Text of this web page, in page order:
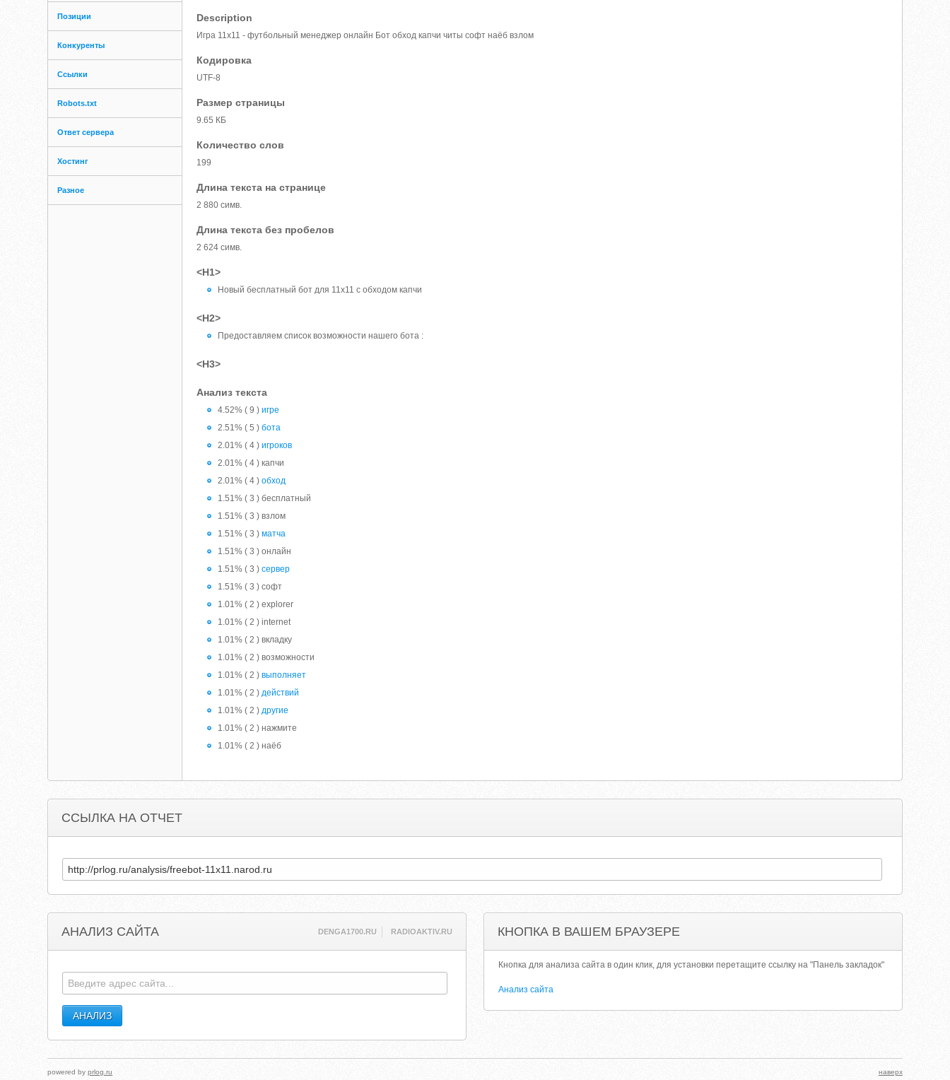
Позиции
Конкуренты
Ссылки
Robots.txt
Ответ сервера
Хостинг
Разное
Description
Игра 11x11 - футбольный менеджер онлайн Бот обход капчи читы софт наёб взлом
Кодировка
UTF-8
Размер страницы
9.65 КБ
Количество слов
199
Длина текста на странице
2 880 симв.
Длина текста без пробелов
2 624 симв.
<H1>
Новый бесплатный бот для 11x11 с обходом капчи
<H2>
Предоставляем список возможности нашего бота :
<H3>
Анализ текста
4.52% ( 9 )игре
2.51% ( 5 )бота
2.01% ( 4 )игроков
2.01% ( 4 ) капчи
2.01% ( 4 )обход
1.51% ( 3 ) бесплатный
1.51% ( 3 ) взлом
1.51% ( 3 )матча
1.51% ( 3 ) онлайн
1.51% ( 3 )сервер
1.51% ( 3 ) софт
1.01% ( 2 ) explorer
1.01% ( 2 ) internet
1.01% ( 2 ) вкладку
1.01% ( 2 ) возможности
1.01% ( 2 )выполняет
1.01% ( 2 )действий
1.01% ( 2 )другие
1.01% ( 2 ) нажмите
1.01% ( 2 ) наёб
ССЫЛКА НА ОТЧЕТ
АНАЛИЗ САЙТА DENGA1700.RU RADIOAKTIV.RU КНОПКА В ВАШЕМ БРАУЗЕРЕ
Кнопка для анализа сайта в один клик, для установки перетащите ссылку на "Панель закладок"
Анализ сайта
powered byprlog.ru наверх